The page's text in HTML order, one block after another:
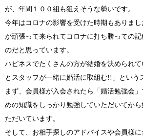
が、年間１００組も狙えそうな勢いです。
今年はコロナの影響を受けた時期もありま
が頑張って来られてコロナに打ち勝っての
のだと思っています。
ハピネスでたくさんの方が結婚を決められ
とスタッフが一緒に婚活に取組む!!」という
まず、会員様が入会されたら「婚活勉強会
めの知識をしっかり勉強していただいてか
ただいています。
そして、お相手探しのアドバイスや会員様